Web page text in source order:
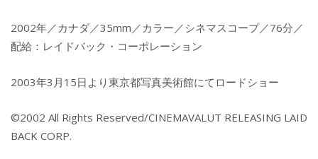
2002年／カナダ／35mm／カラー／シネマスコープ／76分／
配給：レイドバック・コーポレーション
2003年3月15日より東京都写真美術館にてロードショー
©2002 All Rights Reserved/CINEMAVALUT RELEASING LAID
BACK CORP.